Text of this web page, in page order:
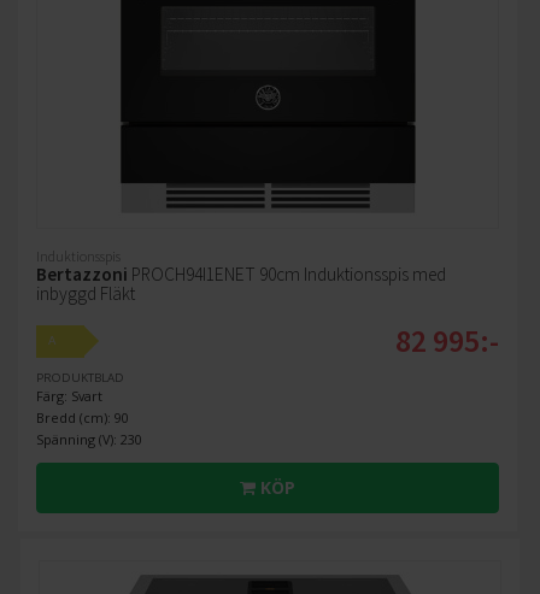
Induktionsspis
Bertazzoni PROCH94I1ENET 90cm Induktionsspis med
inbyggd Fläkt
A
PRODUKTBLAD
Färg: Svart
Bredd (cm): 90
Spänning (V): 230
82 995:-
KÖP